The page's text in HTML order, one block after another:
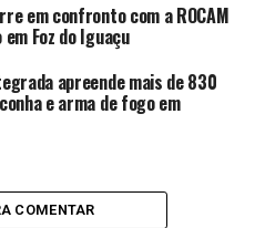
em confronto com a ROCAM
Foz do Iguaçu
apreende mais de 830
e arma de fogo em
COMENTAR